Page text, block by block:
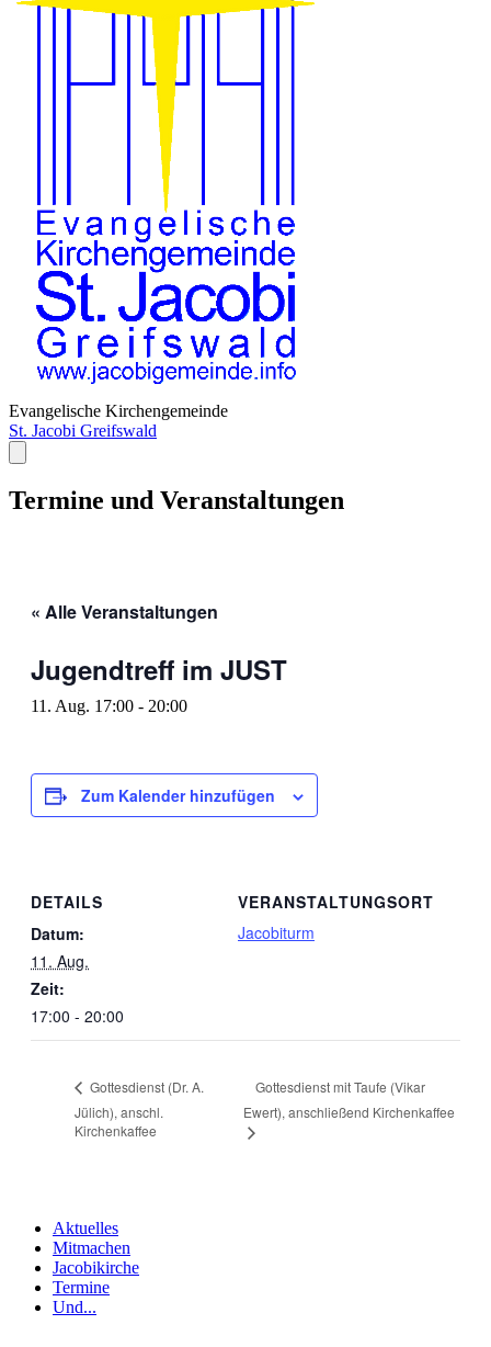
Evangelische Kirchengemeinde
St. Jacobi Greifswald
Termine und Veranstaltungen
« Alle Veranstaltungen
Jugendtreff im JUST
11. Aug. 17:00 - 20:00
Zum Kalender hinzufügen
DETAILS
Datum:
11. Aug.
Zeit:
17:00 - 20:00
VERANSTALTUNGSORT
Jacobiturm
Gottesdienst (Dr. A.
Jülich), anschl.
Kirchenkaffee
Gottesdienst mit Taufe (Vikar
Ewert), anschließend Kirchenkaffee
Aktuelles
Mitmachen
Jacobikirche
Termine
Und...